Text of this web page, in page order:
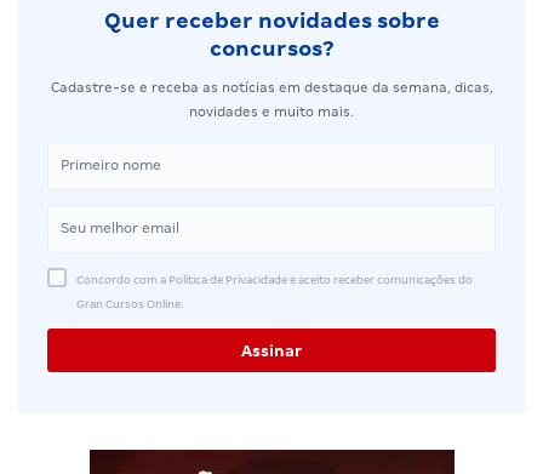
Quer receber novidades sobre
concursos?
Cadastre-se e receba as notícias em destaque da semana, dicas,
novidades e muito mais.
Concordo com a Política de Privacidade e aceito receber comunicações do
Gran Cursos Online.